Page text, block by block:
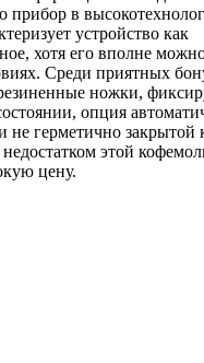
прибор в
устройство как
хотя его вполне
Среди приятных
ножки,
опция
не герметично закрытой
этой
цену.